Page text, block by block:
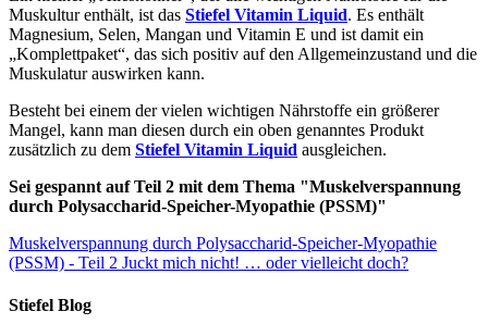
Muskultur enthält, ist das Stiefel Vitamin Liquid. Es enthält
Magnesium, Selen, Mangan und Vitamin E und ist damit ein
„Komplettpaket“, das sich positiv auf den Allgemeinzustand und die
Muskulatur auswirken kann.
Besteht bei einem der vielen wichtigen Nährstoffe ein größerer
Mangel, kann man diesen durch ein oben genanntes Produkt
zusätzlich zu dem Stiefel Vitamin Liquid ausgleichen.
Sei gespannt auf Teil 2 mit dem Thema "Muskelverspannung
durch Polysaccharid-Speicher-Myopathie (PSSM)"
Muskelverspannung durch Polysaccharid-Speicher-Myopathie
(PSSM) - Teil 2 Juckt mich nicht! … oder vielleicht doch?
Stiefel Blog